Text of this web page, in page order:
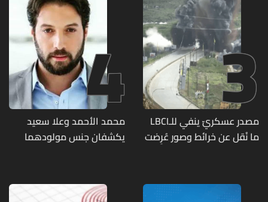
3
مصدر عسكريّ ينفي للـLBCI
ما نُقل عن خرائط وصور عُرِضت
تحت الأرض
4
محمد الأحمد وعلا سعيد
يكشفان جنس مولودهما